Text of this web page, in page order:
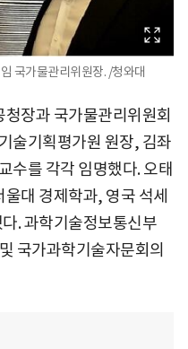
국가물관리위원장. /청와대
장과 국가물관리위원회
술기획평가원 원장, 김좌
수를 각각 임명했다. 오태
대 경제학과, 영국 석세
. 과학기술정보통신부
국가과학기술자문회의